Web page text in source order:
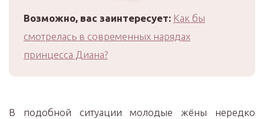
Возможно, вас заинтересует: Как бы
смотрелась в современных нарядах
принцесса Диана?
В подобной ситуации молодые жёны нередко